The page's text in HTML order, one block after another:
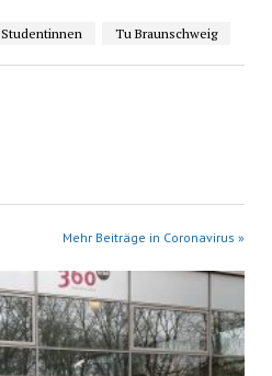
Studentinnen Tu Braunschweig
Mehr Beiträge in Coronavirus »